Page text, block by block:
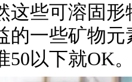
这些可溶固
的一些矿物
50以下就OK